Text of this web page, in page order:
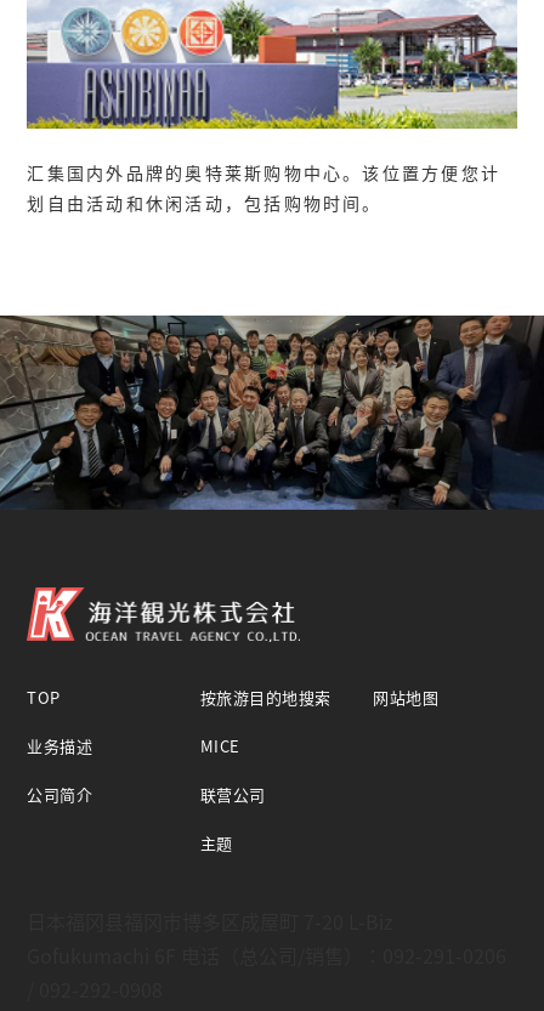
汇集国内外品牌的奥特莱斯购物中心。该位置方便您计
划自由活动和休闲活动，包括购物时间。
TOP
业务描述
公司简介
按旅游目的地搜索
MICE
联营公司
主题
网站地图